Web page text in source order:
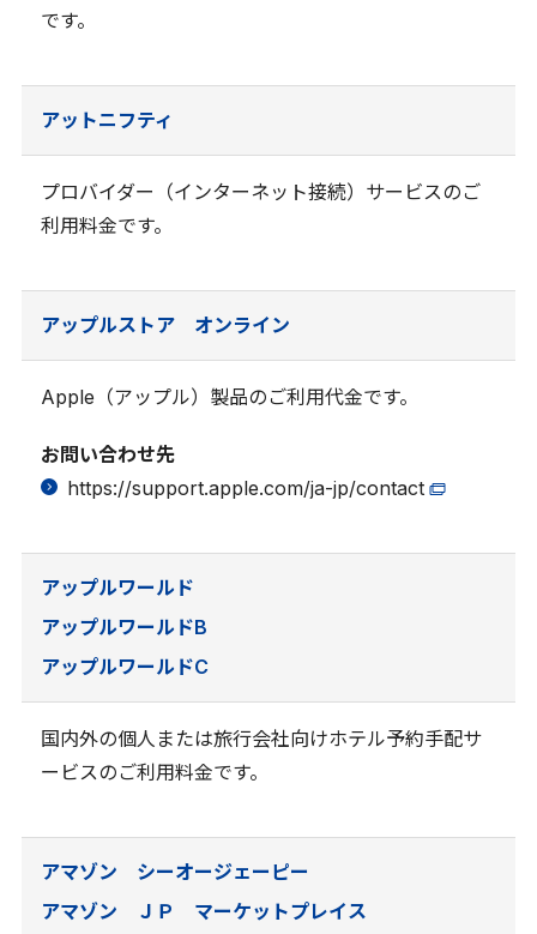
です。
アットニフティ
プロバイダー（インターネット接続）サービスのご
利用料金です。
アップルストア オンライン
Apple（アップル）製品のご利用代金です。
お問い合わせ先
https://support.apple.com/ja-jp/contact
アップルワールド
アップルワールドB
アップルワールドC
国内外の個人または旅行会社向けホテル予約手配サ
ービスのご利用料金です。
アマゾン シーオージェーピー
アマゾン ＪＰ マーケットプレイス